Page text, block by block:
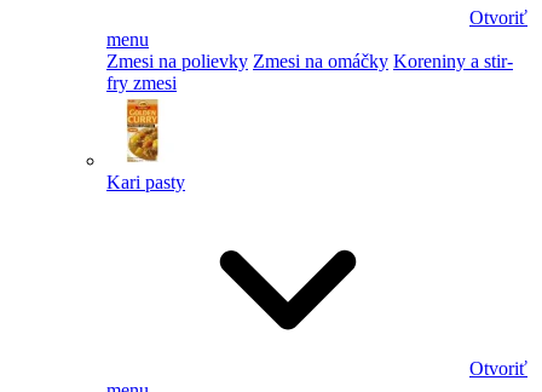
Otvoriť
menu
Zmesi na polievky Zmesi na omáčky Koreniny a stir-
fry zmesi
Kari pasty
Otvoriť